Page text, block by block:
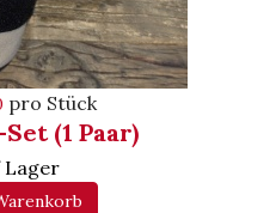
pro Stück
(1 Paar)
Lager